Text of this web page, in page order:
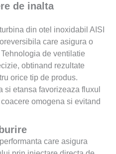
de inalta
din otel inoxidabil AISI
care asigura o
de ventilatie
obtinand rezultate
orice tip de produs.
si etansa favorizeaza fluxul
omogena si evitand
care asigura